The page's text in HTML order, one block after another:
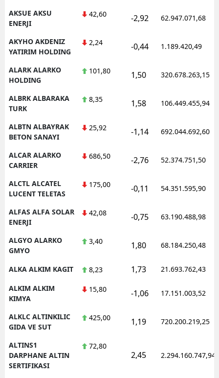
AKSUE AKSU
ENERJI
42,60 -2,92 62.947.071,68
AKYHO AKDENIZ
YATIRIM HOLDING
2,24 -0,44 1.189.420,49
ALARK ALARKO
HOLDING
101,80 1,50 320.678.263,15
ALBRK ALBARAKA
TURK
8,35 1,58 106.449.455,94
ALBTN ALBAYRAK
BETON SANAYI
25,92 -1,14 692.044.692,60
ALCAR ALARKO
CARRIER
686,50 -2,76 52.374.751,50
ALCTL ALCATEL
LUCENT TELETAS
175,00 -0,11 54.351.595,90
ALFAS ALFA SOLAR
ENERJI
42,08 -0,75 63.190.488,98
ALGYO ALARKO
GMYO
3,40 1,80 68.184.250,48
ALKA ALKIM KAGIT 8,23 1,73 21.693.762,43
ALKIM ALKIM
KIMYA
15,80 -1,06 17.151.003,52
ALKLC ALTINKILIC
GIDA VE SUT
425,00 1,19 720.200.219,25
ALTINS1
DARPHANE ALTIN
SERTIFIKASI
72,80
2,45 2.294.160.747,94